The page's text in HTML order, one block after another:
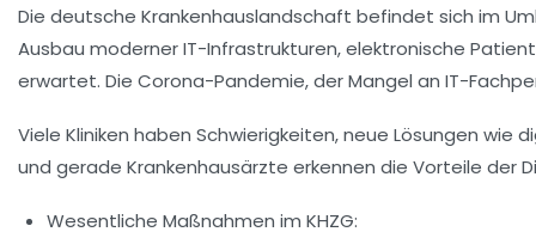
Die deutsche Krankenhauslandschaft befindet sich im
Ausbau moderner IT-Infrastrukturen, elektronische
erwartet. Die Corona-Pandemie, der Mangel an IT-
Viele Kliniken haben Schwierigkeiten, neue Lösungen
und gerade Krankenhausärzte erkennen die Vorteile der
Wesentliche Maßnahmen im KHZG: